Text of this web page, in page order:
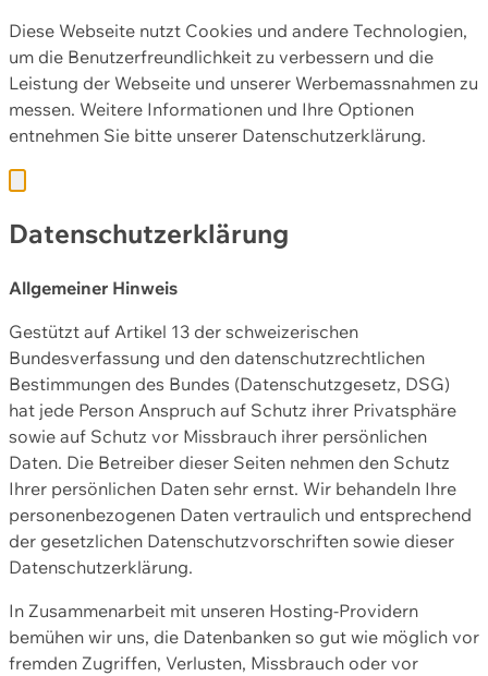
Diese Webseite nutzt Cookies und andere Technologien,
um die Benutzerfreundlichkeit zu verbessern und die
Leistung der Webseite und unserer Werbemassnahmen zu
messen. Weitere Informationen und Ihre Optionen
entnehmen Sie bitte unserer Datenschutzerklärung.
Datenschutzerklärung
Allgemeiner Hinweis
Gestützt auf Artikel 13 der schweizerischen
Bundesverfassung und den datenschutzrechtlichen
Bestimmungen des Bundes (Datenschutzgesetz, DSG)
hat jede Person Anspruch auf Schutz ihrer Privatsphäre
sowie auf Schutz vor Missbrauch ihrer persönlichen
Daten. Die Betreiber dieser Seiten nehmen den Schutz
Ihrer persönlichen Daten sehr ernst. Wir behandeln Ihre
personenbezogenen Daten vertraulich und entsprechend
der gesetzlichen Datenschutzvorschriften sowie dieser
Datenschutzerklärung.
In Zusammenarbeit mit unseren Hosting-Providern
bemühen wir uns, die Datenbanken so gut wie möglich vor
fremden Zugriffen, Verlusten, Missbrauch oder vor